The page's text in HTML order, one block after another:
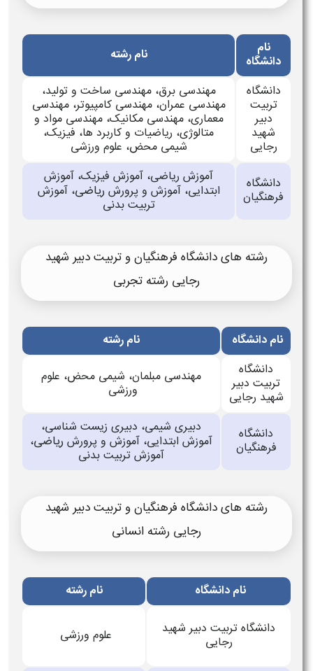
نام
دانشگاه
نام رشته
دانشگاه
تربیت
دبیر
شهید
رجایی
مهندسی برق، مهندسی ساخت و تولید،
مهندسی عمران، مهندسی کامپیوتر، مهندسی
معماری، مهندسی مکانیک، مهندسی مواد و
متالوژی، ریاضیات و کاربرد ها، فیزیک،
شیمی محض، علوم ورزشی
دانشگاه
فرهنگیان
آموزش ریاضی، آموزش فیزیک، آموزش
ابتدایی، آموزش و پرورش ریاضی، آموزش
تربیت بدنی
رشته های دانشگاه فرهنگیان و تربیت دبیر شهید
رجایی رشته تجربی
نام دانشگاه
نام رشته
دانشگاه
تربیت دبیر
شهید رجایی
مهندسی مبلمان، شیمی محض، علوم
ورزشی
دانشگاه
فرهنگیان
دبیری شیمی، دبیری زیست شناسی،
آموزش ابتدایی، آموزش و پرورش ریاضی،
آموزش تربیت بدنی
رشته های دانشگاه فرهنگیان و تربیت دبیر شهید
رجایی رشته انسانی
نام دانشگاه
نام رشته
دانشگاه تربیت دبیر شهید
رجایی علوم ورزشی